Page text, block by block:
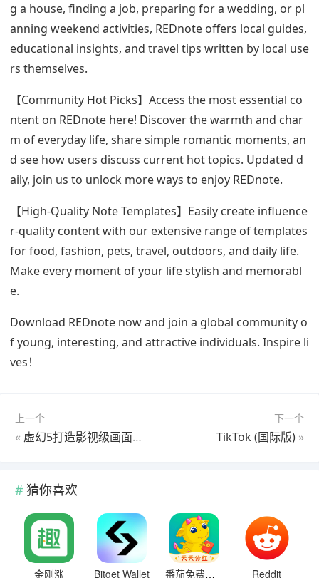
g a house, finding a job, preparing for a wedding, or pl
anning weekend activities, REDnote offers local guides,
educational insights, and travel tips written by local use
rs themselves.
【Community Hot Picks】Access the most essential co
ntent on REDnote here! Discover the warmth and char
m of everyday life, share simple romantic moments, an
d see how users discuss current hot topics. Updated d
aily, join us to unlock more ways to enjoy REDnote.
【High-Quality Note Templates】Easily create influence
r-quality content with our extensive range of templates
for food, fashion, pets, travel, outdoors, and daily life.
Make every moment of your life stylish and memorabl
e.
Download REDnote now and join a global community o
f young, interesting, and attractive individuals. Inspire li
ves！
上一个
« 虚幻5打造影视级画面！腾讯《三角洲行动》宣布黑鹰坠落模式S3季中上线
下一个
TikTok (国际版) »
猜你喜欢
金刚涨 Bitget Wallet 番茄免费小说 Reddit